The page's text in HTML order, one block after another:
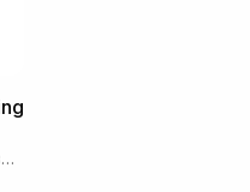
Шампунь для волосся з аргановою олією